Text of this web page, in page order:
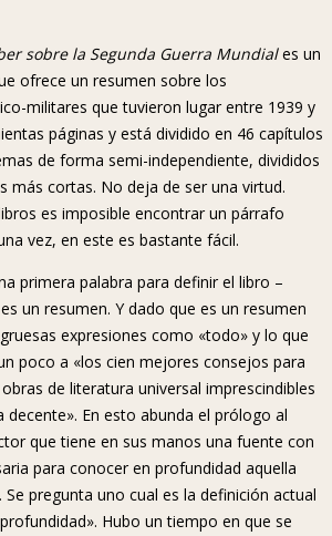
sobre la Segunda Guerra Mundiales un
ofrece un resumen sobre los
militares que tuvieron lugar entre 1939 y
páginas y está dividido en 46 capítulos
de forma semi-independiente, divididos
más cortas. No deja de ser una virtud.
es imposible encontrar un párrafo
vez, en este es bastante fácil.
primera palabra para definir el libro –
un resumen. Y dado que es un resumen
expresiones como «todo» y lo que
poco a «los cien mejores consejos para
de literatura universal imprescindibles
decente». En esto abunda el prólogo al
que tiene en sus manos una fuente con
para conocer en profundidad aquella
Se pregunta uno cual es la definición actual
Hubo un tiempo en que se